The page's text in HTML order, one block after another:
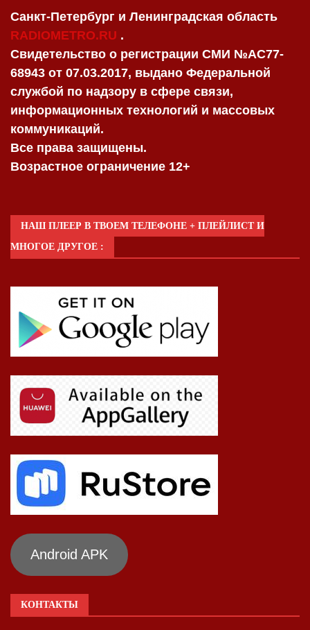
Санкт-Петербург и Ленинградская область
RADIOMETRO.RU .
Свидетельство о регистрации СМИ №AC77-
68943 от 07.03.2017, выдано Федеральной
службой по надзору в сфере связи,
информационных технологий и массовых
коммуникаций.
Все права защищены.
Возрастное ограничение 12+
НАШ ПЛЕЕР В ТВОЕМ ТЕЛЕФОНЕ + ПЛЕЙЛИСТ И
МНОГОЕ ДРУГОЕ :
Android APK
КОНТАКТЫ